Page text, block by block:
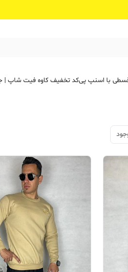
با اسنپ پیکد تخفیف کاوه فیت‌ شاپ |